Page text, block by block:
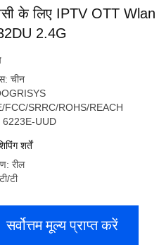
के लिए IPTV OTT
2.4G
चीन
FCC/SRRC/ROHS/REACH
6223E-UUD
शर्तें
रील
टी
सर्वोत्तम मूल्य प्राप्त करें